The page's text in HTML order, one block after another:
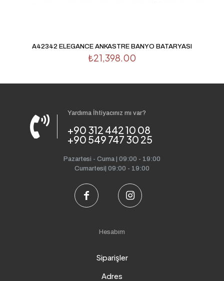
A42342 ELEGANCE ANKASTRE BANYO BATARYASI
₺21,398.00
Yardıma İhtiyacınız mı var?
+90 312 442 10 08
+90 549 747 30 25
Pazartesi - Cuma | 09:00 - 19:00
Cumartesi| 09:00 - 19:00
Hesabım
Siparişler
Adres